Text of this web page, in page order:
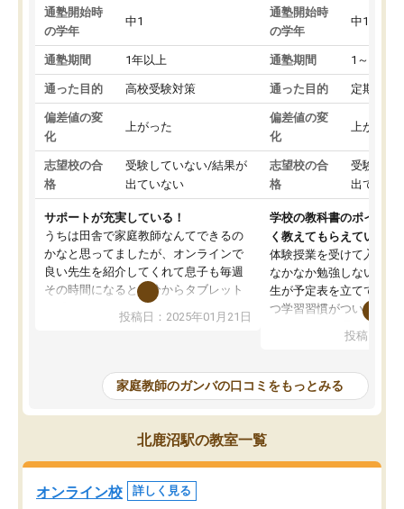
通塾開始時
の学年
中1
通塾期間 1年以上
通った目的 高校受験対策
偏差値の変
化
上がった
志望校の合
格
受験していない/結果が
出ていない
サポートが充実している！
うちは田舎で家庭教師なんてできるの
かなと思ってましたが、オンラインで
良い先生を紹介してくれて息子も毎週
その時間になると自分からタブレット
を開いてzoomを繋げるようになりまし
た！5科目なんでもOKなのもとても気
めて1年ほどだった今では平均点以上の
科目が増えてきました！あと1年受験ま
であるので無料の週末教室を使用しな
がら頑張って欲しいと思います！
投稿日：2025年01月21日
通塾開始時
の学年
中1
通塾期間 1～3ヵ月
通った目的 定期テス
偏差値の変
化
上がった
志望校の合
格
受験して
出ていな
学校の教科書のポイント
く教えてもらえている
体験授業を受けて入塾し
なかなか勉強しない息子
生が予定表を立ててくれ
つ学習習慣がついてきま
指導が無い日も予定表
問できるのでとても助か
投稿日：
家庭教師のガンバの口コミをもっとみる
北鹿沼駅の教室一覧
オンライン校 詳しく見る